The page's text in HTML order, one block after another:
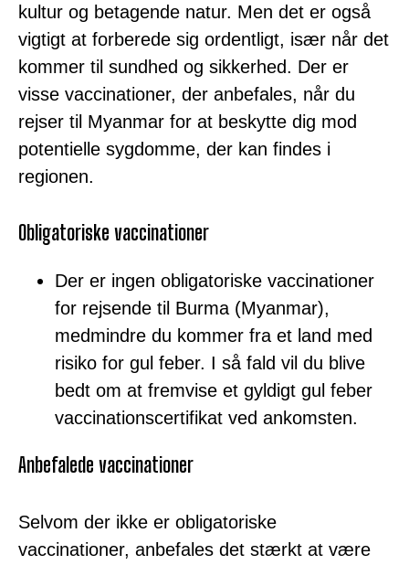
kultur og betagende natur. Men det er også
vigtigt at forberede sig ordentligt, især når det
kommer til sundhed og sikkerhed. Der er
visse vaccinationer, der anbefales, når du
rejser til Myanmar for at beskytte dig mod
potentielle sygdomme, der kan findes i
regionen.
Obligatoriske vaccinationer
Der er ingen obligatoriske vaccinationer
for rejsende til Burma (Myanmar),
medmindre du kommer fra et land med
risiko for gul feber. I så fald vil du blive
bedt om at fremvise et gyldigt gul feber
vaccinationscertifikat ved ankomsten.
Anbefalede vaccinationer
Selvom der ikke er obligatoriske
vaccinationer, anbefales det stærkt at være